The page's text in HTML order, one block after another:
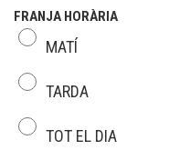
FRANJA HORÀRIA
MATÍ
TARDA
TOT EL DIA